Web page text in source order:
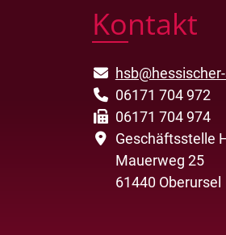
Kontakt
06171 704 972
06171 704 974
Geschäftsstelle
Mauerweg 25
61440 Oberursel